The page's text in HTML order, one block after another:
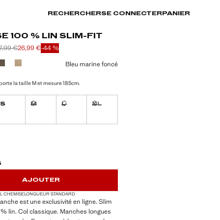
RECHERCHERSE CONNECTER PANIER
100 % LIN SLIM-FIT
[59,99 € ]
barré [47,99 € ]
€€ ]
26,99 €-44 %
couleur
Bleu marine foncé
la taille M et mesure 185cm.
S M
Non disponible. Je le veux !
L
Non disponible. Je le veux !
XL
Non disponible. Je le veux !
Je le veux !
!JE LE VEUX !
AJOUTER
CHEMISELONGUEUR STANDARD
est une exclusivité en ligne. Slim
lin. Col classique. Manches longues